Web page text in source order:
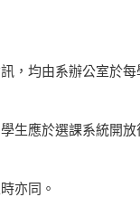
均由系辦公室於
生應於選課系統開
亦同。